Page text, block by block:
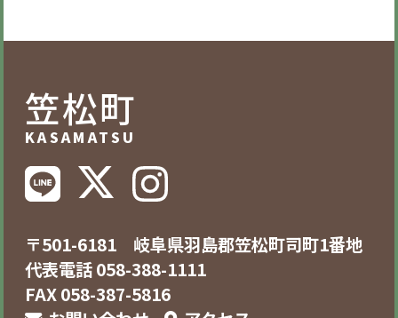
笠松町
KASAMATSU
〒501-6181 岐阜県羽島郡笠松町司町1番地
代表電話 058-388-1111
FAX 058-387-5816